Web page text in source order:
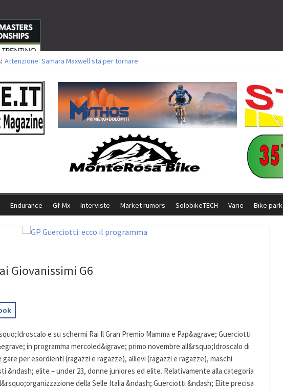
Attenzione: Samara Maxwell sta per tornare
Europei XCO: vittorie per Ghibaudo, Grossmann e Gallis. Signorelli 5^ la migliore tra gli italiani
35ª Marathon Bike della Brianza: l’ultima sfida agonistica di una leggendaria storia
Europei MTB: il Team Relay firma il secondo argento azzurro a Monteceneri
Endurance Gf-Mx Interviste Market rumors SolobikeTECH Varie Bike park
Giovanissimi G6
e su schermi Rai Il Gran Premio Mamma e Pap&agrave; Guerciotti
in programma mercoled&igrave; primo novembre all&rsquo;Idroscalo di
per esordienti (ragazzi e ragazze), allievi (ragazzi e ragazze), maschi
&ndash; elite – under 23, donne juniores ed elite. Relativamente alla categoria
della Selle Italia &ndash; Guerciotti &ndash; Elite precisa